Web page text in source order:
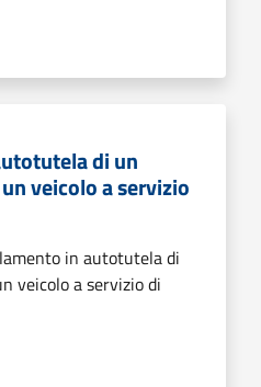
di un
veicolo a servizio
in autotutela di
veicolo a servizio di